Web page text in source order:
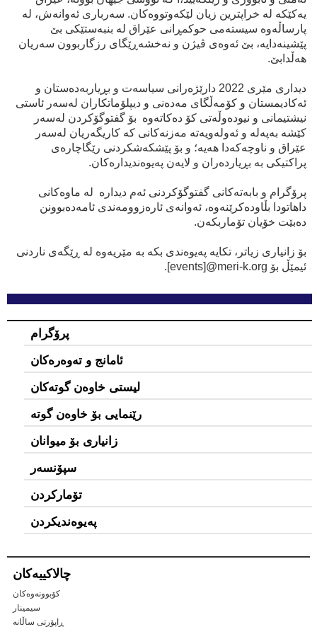
یەکێکە لە خراپترین زیان لێکەوتووەکان. سەرباری ئەوانەش، لە
پارساڵەوە سیستەمی حوكمڕانی عێراق لە بنبەستێكی بێ
پێشینەدایە، بێ ئەوەی ڤیژن و نەخشەڕێگای رزگاربوون سەریان
هەڵدابێ.
ديداری مێری 2022 دارێژەرانی سياسەت و بڕیاربەدەستان و
ئەکاديمستان و كۆمەڵگای مەدەنی و دیپلۆماتكاران لەسەر ئاستی
نيشتيمانی و نیودەوڵەتی كۆ دەكاتەوە بۆ گفتوگۆکردن لەسەر
کێشە بەپەلە و ئەولەویەتە مەزنەكانی كە کاریگەریان لەسەر
عێراق و ناوچەكەدا هەیە؛ و بۆ پێشکەشكردنی رێگاچارەی
پراكتیكی بە بڕیاردەران و لایەن پەیوەندیدارەكان.
پرۆگرام و بابەتەکانی گفتوگۆکردنی ئەم دیدارە لە ماوەکانی
داهاتودا بڵاودەکرێنەوە، ئەوانەی ئارەزوومەندی ئامەدەبوونن
دەبێت خۆیان تۆماربکەن.
بۆ زانیاری زياتر، تکایە پەیوەندی بکە بە مێریەوە لە ڕێگەی ناردنی
ئیمێڵ بۆ events]@meri-k.org].
پرۆگرام
ئامانج و تەوەرەکان
لیستی خاوەن گوتەكان
رێنمایی بۆ خاوەن گوتە
زانیاری بۆ میوانان
سپۆنسەر
تۆمارکردن
پەیوەندیکردن
چالاكییه‌كان
کۆبوونەوەکان
سیمینار
ڕاپۆرتی ساڵانه